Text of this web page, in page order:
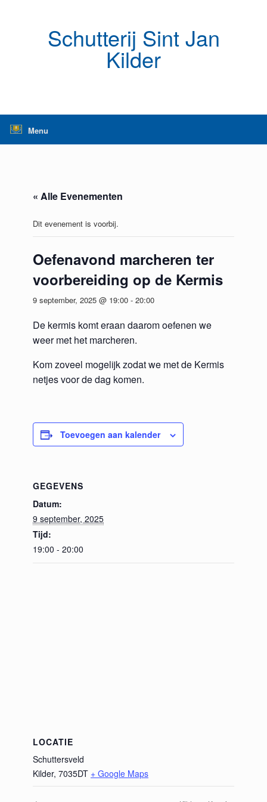
Schutterij Sint Jan
Kilder
Menu
« Alle Evenementen
Dit evenement is voorbij.
Oefenavond marcheren ter
voorbereiding op de Kermis
9 september, 2025 @ 19:00 - 20:00
De kermis komt eraan daarom oefenen we
weer met het marcheren.
Kom zoveel mogelijk zodat we met de Kermis
netjes voor de dag komen.
Toevoegen aan kalender
GEGEVENS
Datum:
9 september, 2025
Tijd:
19:00 - 20:00
LOCATIE
Schuttersveld
Kilder, 7035DT + Google Maps